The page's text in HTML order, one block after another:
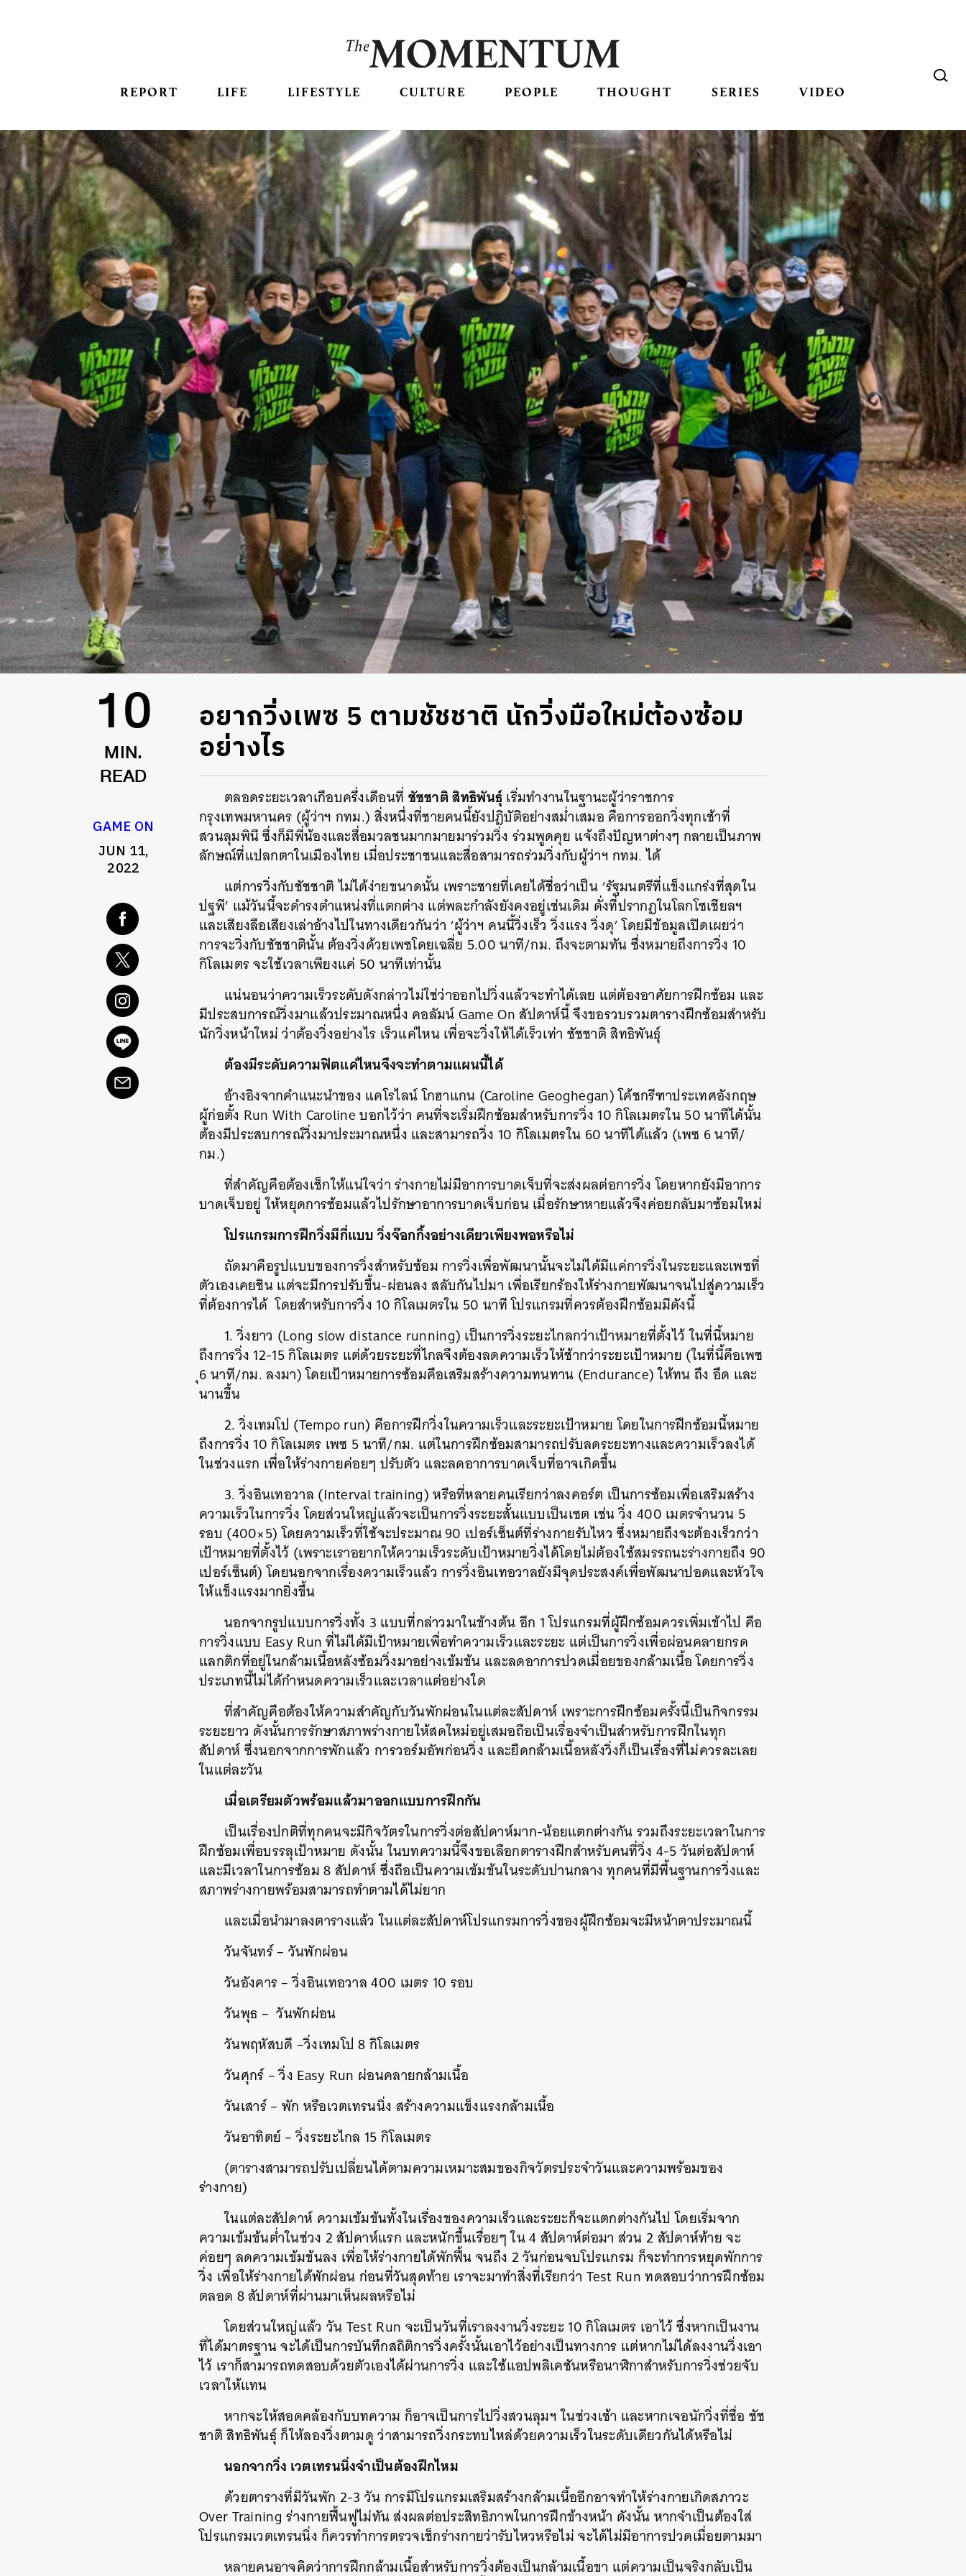
REPORT LIFE LIFESTYLE CULTURE PEOPLE THOUGHT SERIES VIDEO
10
MIN.
READ
GAME ON
JUN 11,
2022
อยากวิ่งเพซ 5 ตามชัชชาติ นักวิ่งมือใหม่ต้องซ้อม
อย่างไร
ตลอดระยะเวลาเกือบครึ่งเดือนที่ ชัชชาติ สิทธิพันธุ์เริ่มทำงานในฐานะผู้ว่าราชการ
กรุงเทพมหานคร (ผู้ว่าฯ กทม.) สิ่งหนึ่งที่ชายคนนี้ยังปฎิบัติอย่างสม่ำเสมอ คือการออกวิ่งทุกเช้าที่
สวนลุมพินี ซึ่งก็มีพี่น้องและสื่อมวลชนมากมายมาร่วมวิ่ง ร่วมพูดคุย แจ้งถึงปัญหาต่างๆ กลายเป็นภาพ
ลักษณ์ที่แปลกตาในเมืองไทย เมื่อประชาชนและสื่อสามารถร่วมวิ่งกับผู้ว่าฯ กทม. ได้
แต่การวิ่งกับชัชชาติ ไม่ได้ง่ายขนาดนั้น เพราะชายที่เคยได้ชื่อว่าเป็น ‘รัฐมนตรีที่แข็งแกร่งที่สุดใน
ปฐพี’ แม้วันนี้จะดำรงตำแหน่งที่แตกต่าง แต่พละกำลังยังคงอยู่เช่นเดิม ดั่งที่ปรากฏในโลกโซเชียลฯ
และเสียงลือเสียงเล่าอ้างไปในทางเดียวกันว่า ‘ผู้ว่าฯ คนนี้วิ่งเร็ว วิ่งแรง วิ่งดุ’ โดยมีข้อมูลเปิดเผยว่า
การจะวิ่งกับชัชชาตินั้น ต้องวิ่งด้วยเพซโดยเฉลี่ย 5.00 นาที/กม. ถึงจะตามทัน ซึ่งหมายถึงการวิ่ง 10
กิโลเมตร จะใช้เวลาเพียงแค่ 50 นาทีเท่านั้น
แน่นอนว่าความเร็วระดับดังกล่าวไม่ใช่ว่าออกไปวิ่งแล้วจะทำได้เลย แต่ต้องอาศัยการฝึกซ้อม และ
มีประสบการณ์วิ่งมาแล้วประมาณหนึ่ง คอลัมน์ Game On สัปดาห์นี้ จึงขอรวบรวมตารางฝึกซ้อมสำหรับ
นักวิ่งหน้าใหม่ ว่าต้องวิ่งอย่างไร เร็วแค่ไหน เพื่อจะวิ่งให้ได้เร็วเท่า ชัชชาติ สิทธิพันธุ์
ต้องมีระดับความฟิตแค่ไหนจึงจะทำตามแผนนี้ได้
อ้างอิงจากคำแนะนำของ แคโรไลน์ โกฮาแกน (Caroline Geoghegan) โค้ชกรีฑาประเทศอังกฤษ
ผู้ก่อตั้ง Run With Caroline บอกไว้ว่า คนที่จะเริ่มฝึกซ้อมสำหรับการวิ่ง 10 กิโลเมตรใน 50 นาทีได้นั้น
ต้องมีประสบการณ์วิ่งมาประมาณหนึ่ง และสามารถวิ่ง 10 กิโลเมตรใน 60 นาทีได้แล้ว (เพซ 6 นาที/
กม.)
ที่สำคัญคือต้องเช็กให้แน่ใจว่า ร่างกายไม่มีอาการบาดเจ็บที่จะส่งผลต่อการวิ่ง โดยหากยังมีอาการ
บาดเจ็บอยู่ ให้หยุดการซ้อมแล้วไปรักษาอาการบาดเจ็บก่อน เมื่อรักษาหายแล้วจึงค่อยกลับมาซ้อมใหม่
โปรแกรมการฝึกวิ่งมีกี่แบบ วิ่งจ๊อกกิ้งอย่างเดียวเพียงพอหรือไม่
ถัดมาคือรูปแบบของการวิ่งสำหรับซ้อม การวิ่งเพื่อพัฒนานั้นจะไม่ได้มีแค่การวิ่งในระยะและเพซที่
ตัวเองเคยชิน แต่จะมีการปรับขึ้น-ผ่อนลง สลับกันไปมา เพื่อเรียกร้องให้ร่างกายพัฒนาจนไปสู่ความเร็ว
ที่ต้องการได้ โดยสำหรับการวิ่ง 10 กิโลเมตรใน 50 นาที โปรแกรมที่ควรต้องฝึกซ้อมมีดังนี้
1. วิ่งยาว (Long slow distance running) เป็นการวิ่งระยะไกลกว่าเป้าหมายที่ตั้งไว้ ในที่นี้หมาย
ถึงการวิ่ง 12-15 กิโลเมตร แต่ด้วยระยะที่ไกลจึงต้องลดความเร็วให้ช้ากว่าระยะเป้าหมาย (ในที่นี้คือเพซ
ุ6 นาที/กม. ลงมา) โดยเป้าหมายการซ้อมคือเสริมสร้างความทนทาน (Endurance) ให้ทน ถึง อึด และ
นานขึ้น
2. วิ่งเทมโป (Tempo run) คือการฝึกวิ่งในความเร็วและระยะเป้าหมาย โดยในการฝึกซ้อมนี้หมาย
ถึงการวิ่ง 10 กิโลเมตร เพซ 5 นาที/กม. แต่ในการฝึกซ้อมสามารถปรับลดระยะทางและความเร็วลงได้
ในช่วงแรก เพื่อให้ร่างกายค่อยๆ ปรับตัว และลดอาการบาดเจ็บที่อาจเกิดขึ้น
3. วิ่งอินเทอวาล (Interval training) หรือที่หลายคนเรียกว่าลงคอร์ต เป็นการซ้อมเพื่อเสริมสร้าง
ความเร็วในการวิ่ง โดยส่วนใหญ่แล้วจะเป็นการวิ่งระยะสั้นแบบเป็นเซต เช่น วิ่ง 400 เมตรจำนวน 5
รอบ (400×5) โดยความเร็วที่ใช้จะประมาณ 90 เปอร์เซ็นต์ที่ร่างกายรับไหว ซึ่งหมายถึงจะต้องเร็วกว่า
เป้าหมายที่ตั้งไว้ (เพราะเราอยากให้ความเร็วระดับเป้าหมายวิ่งได้โดยไม่ต้องใช้สมรรถนะร่างกายถึง 90
เปอร์เซ็นต์) โดยนอกจากเรื่องความเร็วแล้ว การวิ่งอินเทอวาลยังมีจุดประสงค์เพื่อพัฒนาปอดและหัวใจ
ให้แข็งแรงมากยิ่งขึ้น
นอกจากรูปแบบการวิ่งทั้ง 3 แบบที่กล่าวมาในข้างต้น อีก 1 โปรแกรมที่ผู้ฝึกซ้อมควรเพิ่มเข้าไป คือ
การวิ่งแบบ Easy Run ที่ไม่ได้มีเป้าหมายเพื่อทำความเร็วและระยะ แต่เป็นการวิ่งเพื่อผ่อนคลายกรด
แลกติกที่อยู่ในกล้ามเนื้อหลังซ้อมวิ่งมาอย่างเข้มข้น และลดอาการปวดเมื่อยของกล้ามเนื้อ โดยการวิ่ง
ประเภทนี้ไม่ได้กำหนดความเร็วและเวลาแต่อย่างใด
ที่สำคัญคือต้องให้ความสำคัญกับวันพักผ่อนในแต่ละสัปดาห์ เพราะการฝึกซ้อมครั้งนี้เป็นกิจกรรม
ระยะยาว ดังนั้นการรักษาสภาพร่างกายให้สดใหม่อยู่เสมอถือเป็นเรื่องจำเป็นสำหรับการฝึกในทุก
สัปดาห์ ซึ่งนอกจากการพักแล้ว การวอร์มอัพก่อนวิ่ง และยืดกล้ามเนื้อหลังวิ่งก็เป็นเรื่องที่ไม่ควรละเลย
ในแต่ละวัน
เมื่อเตรียมตัวพร้อมแล้วมาออกแบบการฝึกกัน
เป็นเรื่องปกติที่ทุกคนจะมีกิจวัตรในการวิ่งต่อสัปดาห์มาก-น้อยแตกต่างกัน รวมถึงระยะเวลาในการ
ฝึกซ้อมเพื่อบรรลุเป้าหมาย ดังนั้น ในบทความนี้จึงขอเลือกตารางฝึกสำหรับคนที่วิ่ง 4-5 วันต่อสัปดาห์
และมีเวลาในการซ้อม 8 สัปดาห์ ซึ่งถือเป็นความเข้มข้นในระดับปานกลาง ทุกคนที่มีพื้นฐานการวิ่งและ
สภาพร่างกายพร้อมสามารถทำตามได้ไม่ยาก
และเมื่อนำมาลงตารางแล้ว ในแต่ละสัปดาห์โปรแกรมการวิ่งของผู้ฝึกซ้อมจะมีหน้าตาประมาณนี้
วันจันทร์ – วันพักผ่อน
วันอังคาร – วิ่งอินเทอวาล 400 เมตร 10 รอบ
วันพุธ – วันพักผ่อน
วันพฤหัสบดี –วิ่งเทมโป 8 กิโลเมตร
วันศุกร์ – วิ่ง Easy Run ผ่อนคลายกล้ามเนื้อ
วันเสาร์ – พัก หรือเวตเทรนนิ่ง สร้างความแข็งแรงกล้ามเนื้อ
วันอาทิตย์ – วิ่งระยะไกล 15 กิโลเมตร
(ตารางสามารถปรับเปลี่ยนได้ตามความเหมาะสมของกิจวัตรประจำวันและความพร้อมของ
ร่างกาย)
ในแต่ละสัปดาห์ ความเข้มข้นทั้งในเรื่องของความเร็วและระยะก็จะแตกต่างกันไป โดยเริ่มจาก
ความเข้มข้นต่ำในช่วง 2 สัปดาห์แรก และหนักขึ้นเรื่อยๆ ใน 4 สัปดาห์ต่อมา ส่วน 2 สัปดาห์ท้าย จะ
ค่อยๆ ลดความเข้มข้นลง เพื่อให้ร่างกายได้พักฟื้น จนถึง 2 วันก่อนจบโปรแกรม ก็จะทำการหยุดพักการ
วิ่ง เพื่อให้ร่างกายได้พักผ่อน ก่อนที่วันสุดท้าย เราจะมาทำสิ่งที่เรียกว่า Test Run ทดสอบว่าการฝึกซ้อม
ตลอด 8 สัปดาห์ที่ผ่านมาเห็นผลหรือไม่
โดยส่วนใหญ่แล้ว วัน Test Run จะเป็นวันที่เราลงงานวิ่งระยะ 10 กิโลเมตร เอาไว้ ซึ่งหากเป็นงาน
ที่ได้มาตรฐาน จะได้เป็นการบันทึกสถิติการวิ่งครั้งนั้นเอาไว้อย่างเป็นทางการ แต่หากไม่ได้ลงงานวิ่งเอา
ไว้ เราก็สามารถทดสอบด้วยตัวเองได้ผ่านการวิ่ง และใช้แอปพลิเคชันหรือนาฬิกาสำหรับการวิ่งช่วยจับ
เวลาให้แทน
หากจะให้สอดคล้องกับบทความ ก็อาจเป็นการไปวิ่งสวนลุมฯ ในช่วงเช้า และหากเจอนักวิ่งที่ชื่อ ชัช
ชาติ สิทธิพันธุ์ ก็ให้ลองวิ่งตามดู ว่าสามารถวิ่งกระทบไหล่ด้วยความเร็วในระดับเดียวกันได้หรือไม่
นอกจากวิ่ง เวตเทรนนิ่งจำเป็นต้องฝึกไหม
ด้วยตารางที่มีวันพัก 2-3 วัน การมีโปรแกรมเสริมสร้างกล้ามเนื้ออีกอาจทำให้ร่างกายเกิดสภาวะ
Over Training ร่างกายฟื้นฟูไม่ทัน ส่งผลต่อประสิทธิภาพในการฝึกข้างหน้า ดังนั้น หากจำเป็นต้องใส่
โปรแกรมเวตเทรนนิ่ง ก็ควรทำการตรวจเช็กร่างกายว่ารับไหวหรือไม่ จะได้ไม่มีอาการปวดเมื่อยตามมา
หลายคนอาจคิดว่าการฝึกกล้ามเนื้อสำหรับการวิ่งต้องเป็นกล้ามเนื้อขา แต่ความเป็นจริงกลับเป็น
SHARE TWEET LINE EMAIL